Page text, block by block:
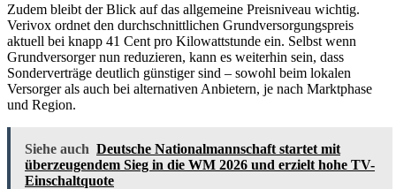
Zudem bleibt der Blick auf das allgemeine Preisniveau wichtig.
Verivox ordnet den durchschnittlichen Grundversorgungspreis
aktuell bei knapp 41 Cent pro Kilowattstunde ein. Selbst wenn
Grundversorger nun reduzieren, kann es weiterhin sein, dass
Sonderverträge deutlich günstiger sind – sowohl beim lokalen
Versorger als auch bei alternativen Anbietern, je nach Marktphase
und Region.
Siehe auch Deutsche Nationalmannschaft startet mit
überzeugendem Sieg in die WM 2026 und erzielt hohe TV-
Einschaltquote